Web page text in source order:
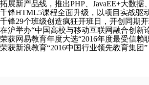
发布教研成果，成立“锋云智慧”高
合肥、沈阳、太原分公司成立
千锋教研院“C-Plus”战略发布会在京成功召开